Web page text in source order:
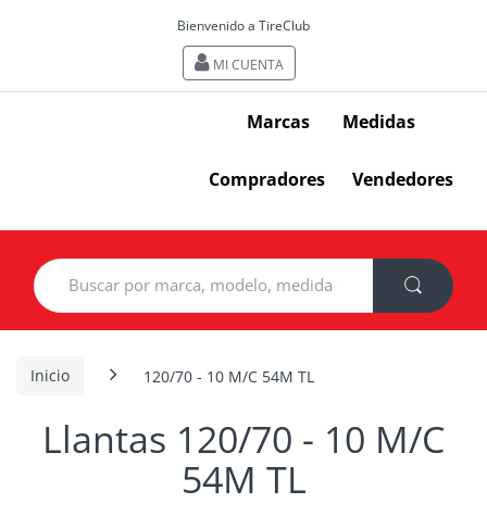
Bienvenido a TireClub
MI CUENTA
Marcas Medidas
Compradores Vendedores
Search
for:
Inicio 120/70 - 10 M/C 54M TL
Llantas 120/70 - 10 M/C
54M TL